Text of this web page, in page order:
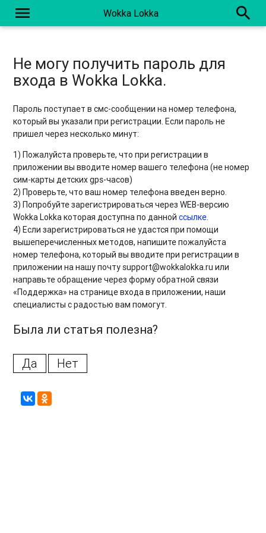
menu Wokka Lokka search
Не могу получить пароль для
входа в Wokka Lokka.
Пароль поступает в смс-сообщении на номер телефона,
который вы указали при регистрации. Если пароль не
пришел через несколько минут:
1) Пожалуйста проверьте, что при регистрации в
приложении вы вводите номер вашего телефона (не номер
сим-карты детских gps-часов)
2) Проверьте, что ваш номер телефона введен верно.
3) Попробуйте зарегистрироваться через WEB-версию
Wokka Lokka которая доступна по даннойссылке.
4) Если зарегистрироваться не удастся при помощи
вышеперечисленных методов, напишите пожалуйста
номер телефона, который вы вводите при регистрации в
приложении на нашу почту support@wokkalokka.ru или
направьте обращение через форму обратной связи
«Поддержка» на странице входа в приложении, наши
специалисты с радостью вам помогут.
Была ли статья полезна?
Да Нет